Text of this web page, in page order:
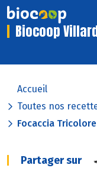
Biocoop
Accueil
Toutes nos
Focaccia
Partager sur